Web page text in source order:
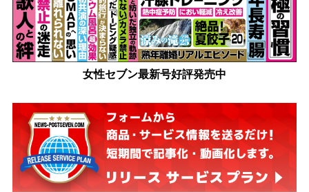
女性セブン最新号好評発売中